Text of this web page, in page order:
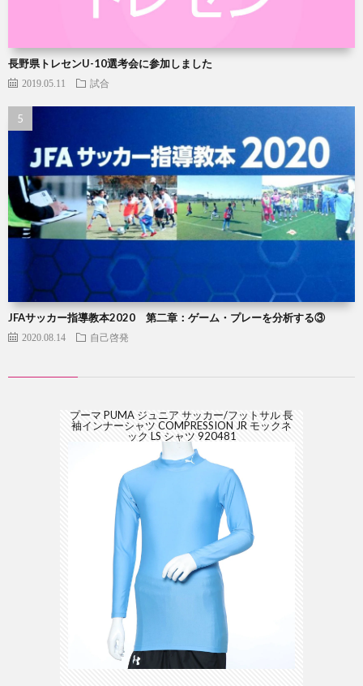
長野県トレセンU-10選考会に参加しました
2019.05.11 試合
JFAサッカー指導教本2020 第二章：ゲーム・プレーを分析する③
2020.08.14 自己啓発
プーマ PUMA ジュニア サッカー/フットサル 長
袖インナーシャツ COMPRESSION JR モックネ
ック LS シャツ 920481